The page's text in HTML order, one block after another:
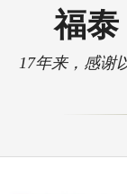
福泰
17年来，感谢